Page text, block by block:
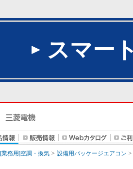
スマー
[業務用]空調・換気 設備用パッケージエアコン